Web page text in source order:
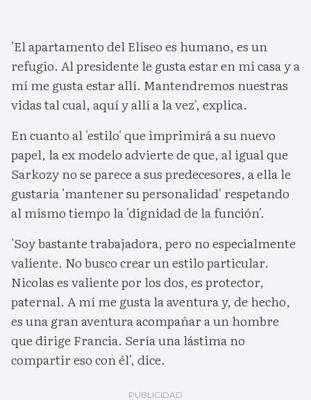
'El apartamento del Elíseo es humano, es un
refugio. Al presidente le gusta estar en mi casa y a
mí me gusta estar allí. Mantendremos nuestras
vidas tal cual, aquí y allí a la vez', explica.
En cuanto al 'estilo' que imprimirá a su nuevo
papel, la ex modelo advierte de que, al igual que
Sarkozy no se parece a sus predecesores, a ella le
gustaría 'mantener su personalidad' respetando
al mismo tiempo la 'dignidad de la función'.
'Soy bastante trabajadora, pero no especialmente
valiente. No busco crear un estilo particular.
Nicolas es valiente por los dos, es protector,
paternal. A mí me gusta la aventura y, de hecho,
es una gran aventura acompañar a un hombre
que dirige Francia. Sería una lástima no
compartir eso con él', dice.